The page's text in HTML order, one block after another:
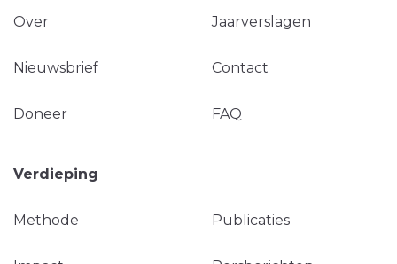
Over Jaarverslagen
Nieuwsbrief Contact
Doneer FAQ
Verdieping
Methode Publicaties